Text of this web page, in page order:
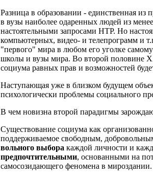
Разница в образовании - единственная из
в вузы наиболее одаренных людей из
настоятельными запросами НТР. Но
компьютерных, видео- и телепрограмм и
"первого" мира в любом его уголке
школы и вузы мира. Во второй половине
социума равных прав и возможностей
Наступающая уже в близком будущем
психологически проблемы социального
В чем новизна второй парадигмы
Существование социума как
поддерживаемое свободным,
вольного выбора каждой личности и
предпочтительными, основанными на
самосозидающего феномена в мироздании.